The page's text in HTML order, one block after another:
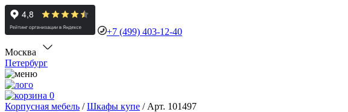
+7 (499) 403-12-40
Москва
Петербург
0
Корпусная мебель /Шкафы купе / Арт. 101497